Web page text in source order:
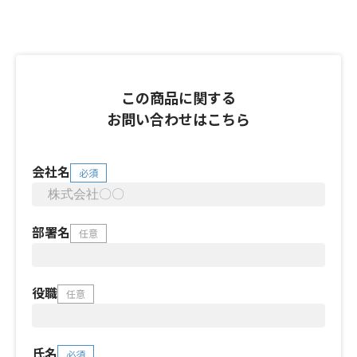
この商品に関する
お問い合わせはこちら
会社名 必須
部署名 任意
役職 任意
氏名 必須